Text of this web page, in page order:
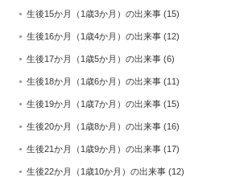
生後15か月（1歳3か月）の出来事 (15)
生後16か月（1歳4か月）の出来事 (12)
生後17か月（1歳5か月）の出来事 (6)
生後18か月（1歳6か月）の出来事 (11)
生後19か月（1歳7か月）の出来事 (15)
生後20か月（1歳8か月）の出来事 (16)
生後21か月（1歳9か月）の出来事 (17)
生後22か月（1歳10か月）の出来事 (12)